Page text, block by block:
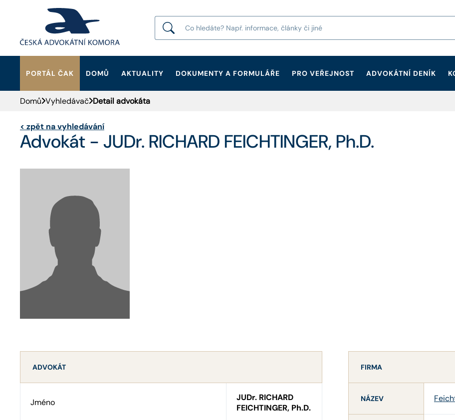
PORTÁL ČAK DOMŮ AKTUALITY DOKUMENTY A FORMULÁŘE PRO VEŘEJNOST ADVOKÁTNÍ DENÍK
HLEDAT
Domů Vyhledávač Detail advokáta
< zpět na vyhledávání
Advokát - JUDr. RICHARD FEICHTINGER, Ph.D.
ADVOKÁT
Jméno
JUDr. RICHARD
FEICHTINGER, Ph.D.
FIRMA
NÁZEV